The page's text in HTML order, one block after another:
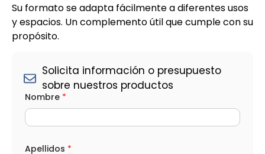
Su formato se adapta fácilmente a diferentes usos
y espacios. Un complemento útil que cumple con su
propósito.
Solicita información o presupuesto
sobre nuestros productos
Nombre *
Apellidos *